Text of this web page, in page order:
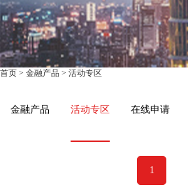
首页 > 金融产品 > 活动专区
金融产品 活动专区 在线申请
1